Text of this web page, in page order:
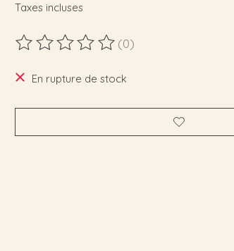
Taxes incluses
Ce produit est évalué à
(0)
En rupture de stock